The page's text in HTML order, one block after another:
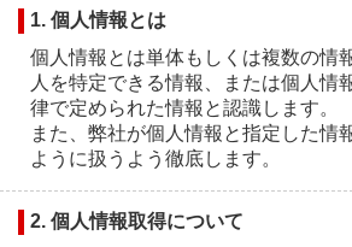
スマートフォンアプリ
コンテンツ
会社概要
1. 個人情報とは
個人情報とは単体もしくは複数の情
人を特定できる情報、または個人情
律で定められた情報と認識します。
また、弊社が個人情報と指定した情
ように扱うよう徹底します。
2. 個人情報取得について